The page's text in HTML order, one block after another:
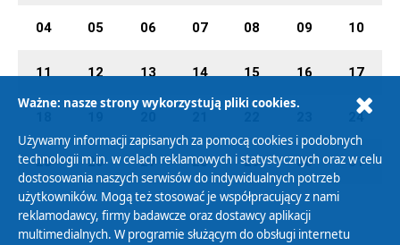
04 05 06 07 08 09 10
11 12 13 14 15 16 17
24
25 26 27 28 29 30 31
Ważne: nasze strony wykorzystują pliki cookies.
Używamy informacji zapisanych za pomocą cookies i podobnych
technologii m.in. w celach reklamowych i statystycznych oraz w celu
dostosowania naszych serwisów do indywidualnych potrzeb
użytkowników. Mogą też stosować je współpracujący z nami
reklamodawcy, firmy badawcze oraz dostawcy aplikacji
multimedialnych. W programie służącym do obsługi internetu